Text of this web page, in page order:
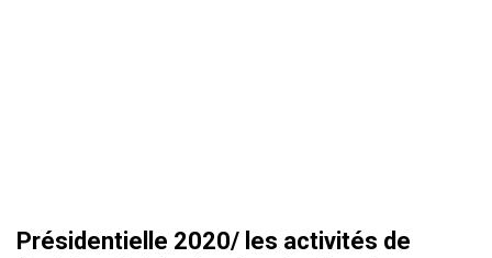
Présidentielle 2020/ les activités de